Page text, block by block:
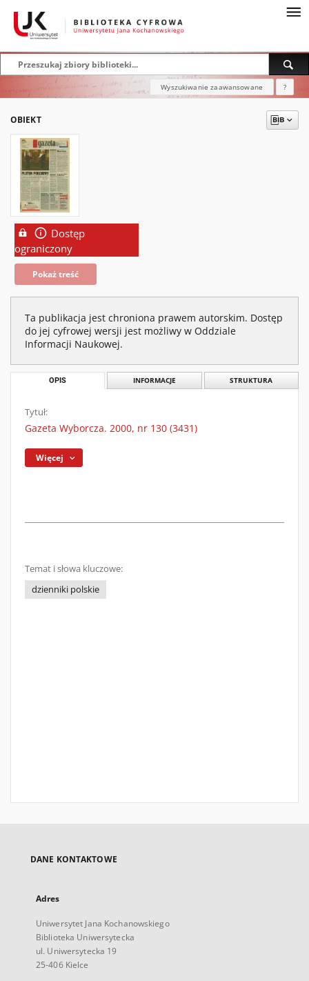
Wyszukiwanie zaawansowane ?
OBIEKT
Dostęp
ograniczony
Pokaż treść
Ta publikacja jest chroniona prawem autorskim. Dostęp
do jej cyfrowej wersji jest możliwy w Oddziale
Informacji Naukowej.
OPIS INFORMACJE STRUKTURA
Tytuł:
Gazeta Wyborcza. 2000, nr 130 (3431)
Więcej
Temat i słowa kluczowe:
dzienniki polskie
DANE KONTAKTOWE
Adres
Uniwersytet Jana Kochanowskiego
Biblioteka Uniwersytecka
ul. Uniwersytecka 19
25-406 Kielce